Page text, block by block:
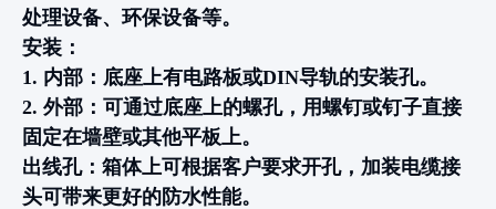
处理设备、环保设备等。
安装：
1. 内部：底座上有电路板或DIN导轨的安装孔。
2. 外部：可通过底座上的螺孔，用螺钉或钉子直接
固定在墙壁或其他平板上。
出线孔：箱体上可根据客户要求开孔，加装电缆接
头可带来更好的防水性能。